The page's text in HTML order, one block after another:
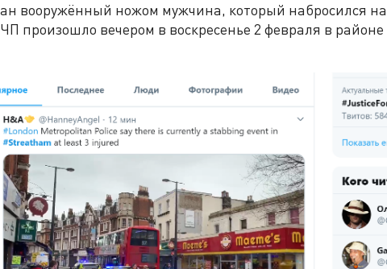
вооружённый ножом мужчина, который набросился на
произошло вечером в воскресенье 2 февраля в районе